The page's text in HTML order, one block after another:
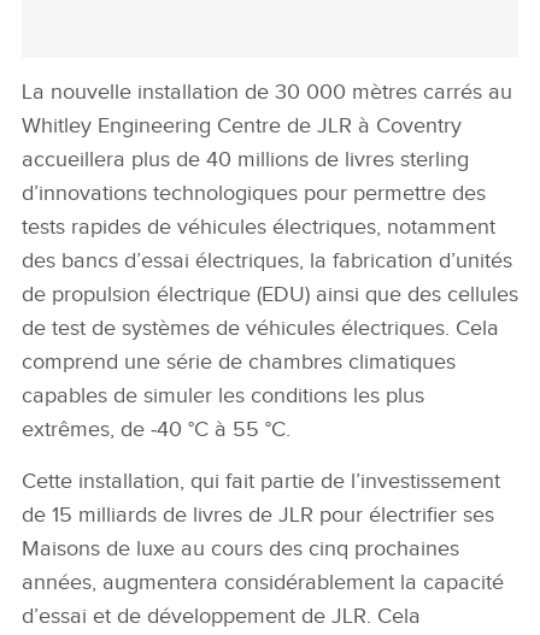
La nouvelle installation de 30 000 mètres carrés au
Whitley Engineering Centre de JLR à Coventry
accueillera plus de 40 millions de livres sterling
d’innovations technologiques pour permettre des
tests rapides de véhicules électriques, notamment
des bancs d’essai électriques, la fabrication d’unités
de propulsion électrique (EDU) ainsi que des cellules
de test de systèmes de véhicules électriques. Cela
comprend une série de chambres climatiques
capables de simuler les conditions les plus
extrêmes, de ‑40 °C à 55 °C.
Cette installation, qui fait partie de l’investissement
de 15 milliards de livres de JLR pour électrifier ses
Maisons de luxe au cours des cinq prochaines
années, augmentera considérablement la capacité
d’essai et de développement de JLR. Cela